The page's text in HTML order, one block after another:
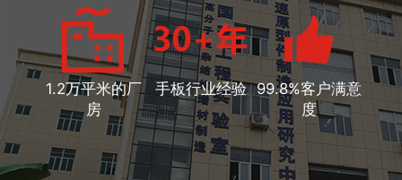
1.2万平米的厂
房
手板行业经验 99.8%客户满意
度